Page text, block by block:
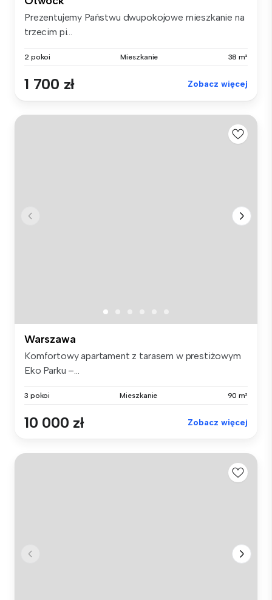
Prezentujemy Państwu dwupokojowe mieszkanie na
trzecim pi...
2 pokoi Mieszkanie 38 m²
1 700 zł Zobacz więcej
Warszawa
Komfortowy apartament z tarasem w prestiżowym
Eko Parku –...
3 pokoi Mieszkanie 90 m²
10 000 zł Zobacz więcej